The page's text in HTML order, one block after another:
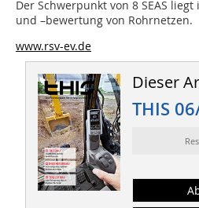
Der Schwerpunkt von 8 SEAS
und –bewertung von Rohrnetzen.
www.rsv-ev.de
Dieser
THIS